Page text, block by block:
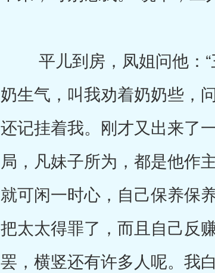
平儿到房，凤姐问他：“
奶生气，叫我劝着奶奶些，
还记挂着我。刚才又出来了
局，凡妹子所为，都是他作
就可闲一时心，自己保养保
把太太得罪了，而且自己反
罢，横竖还有许多人呢。我